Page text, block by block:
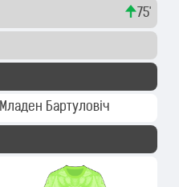
75'
Младен Бартуловіч